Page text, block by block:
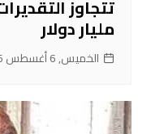
مليار دولار
الخميس, 6 أغسطس 2026, 4:54